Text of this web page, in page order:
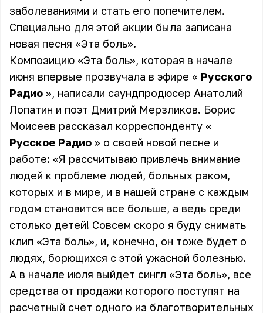
заболеваниями и стать его попечителем.
Специально для этой акции была записана
новая песня «Эта боль».
Композицию «Эта боль», которая в начале
июня впервые прозвучала в эфире « Русского
Радио », написали саундпродюсер Анатолий
Лопатин и поэт Дмитрий Мерзликов. Борис
Моисеев рассказал корреспонденту «
Русское Радио » о своей новой песне и
работе: «Я рассчитываю привлечь внимание
людей к проблеме людей, больных раком,
которых и в мире, и в нашей стране с каждым
годом становится все больше, а ведь среди
столько детей! Совсем скоро я буду снимать
клип «Эта боль», и, конечно, он тоже будет о
людях, борющихся с этой ужасной болезнью.
А в начале июля выйдет сингл «Эта боль», все
средства от продажи которого поступят на
расчетный счет одного из благотворительных